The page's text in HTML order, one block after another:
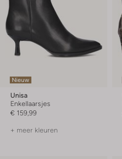
Nieuw
Unisa
Enkellaarsjes
€ 159,99
+ meer kleuren